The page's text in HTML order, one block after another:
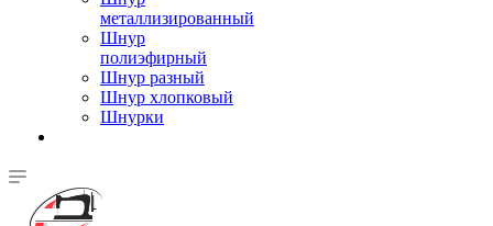
металлизированный
Шнур
полиэфирный
Шнур разный
Шнур хлопковый
Шнурки